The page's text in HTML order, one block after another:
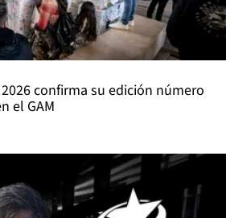
2026 confirma su edición número
el GAM